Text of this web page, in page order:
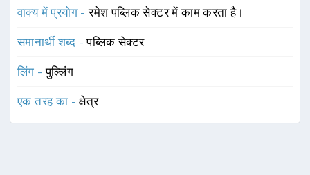
वाक्य में प्रयोग -रमेश पब्लिक सेक्टर में काम करता है।
समानार्थी शब्द -पब्लिक सेक्टर
लिंग -पुल्लिंग
एक तरह का -क्षेत्र